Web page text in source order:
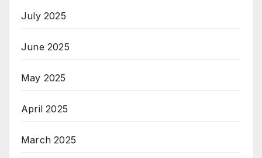
July 2025
June 2025
May 2025
April 2025
March 2025